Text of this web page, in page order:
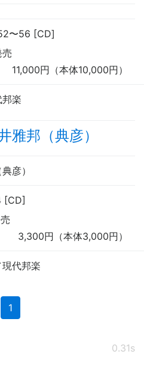
〜56 [CD]
11,000円（本体10,000円）
楽
雅邦（典彦）
彦）
[CD]
3,300円（本体3,000円）
代邦楽
1(current)
0.31s